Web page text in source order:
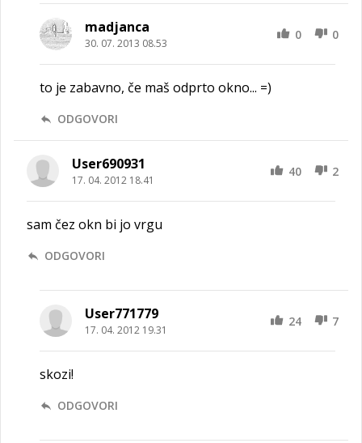
madjanca
30. 07. 2013 08.53
0 0
to je zabavno, če maš odprto okno... =)
ODGOVORI
User690931
17. 04. 2012 18.41
40 2
sam čez okn bi jo vrgu
ODGOVORI
User771779
17. 04. 2012 19.31
24 7
skozi!
ODGOVORI